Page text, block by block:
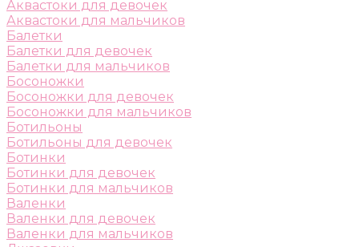
Аквастоки для девочек
Аквастоки для мальчиков
Балетки
Балетки для девочек
Балетки для мальчиков
Босоножки
Босоножки для девочек
Босоножки для мальчиков
Ботильоны
Ботильоны для девочек
Ботинки
Ботинки для девочек
Ботинки для мальчиков
Валенки
Валенки для девочек
Валенки для мальчиков